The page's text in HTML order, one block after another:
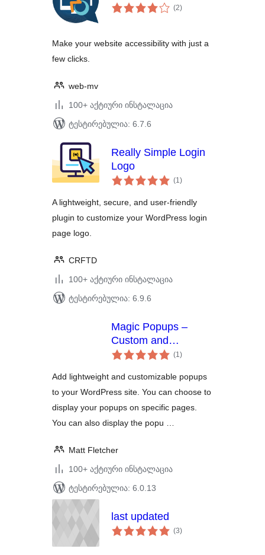
(2საერთო
რეიტინგი
)
Make your website accessibility with just a
few clicks.
web-mv
100+ აქტიური ინსტალაცია
ტესტირებულია: 6.7.6
Really Simple Login
Logo
(1საერთო
რეიტინგი
)
A lightweight, secure, and user-friendly
plugin to customize your WordPress login
page logo.
CRFTD
100+ აქტიური ინსტალაცია
ტესტირებულია: 6.9.6
Magic Popups –
Custom and
Lightweight Popups
(1საერთო
რეიტინგი
)
Add lightweight and customizable popups
to your WordPress site. You can choose to
display your popups on specific pages.
You can also display the popu …
Matt Fletcher
100+ აქტიური ინსტალაცია
ტესტირებულია: 6.0.13
last updated
(3საერთო
რეიტინგი
)